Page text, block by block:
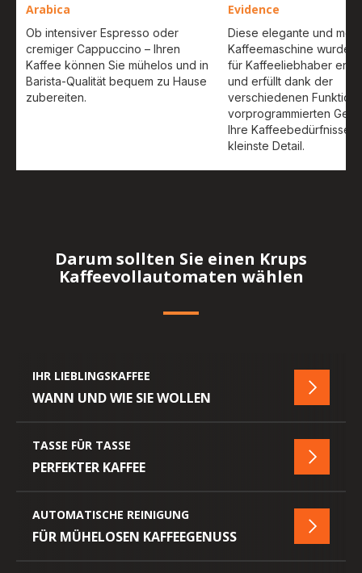
Arabica
Ob intensiver Espresso oder
cremiger Cappuccino – Ihren
Kaffee können Sie mühelos und in
Barista-Qualität bequem zu Hause
zubereiten.
Evidence
Diese elegante und
Kaffeemaschine wurde
für Kaffeeliebhaber
und erfüllt dank der
verschiedenen
vorprogrammierten
Ihre Kaffeebedürfnisse
kleinste Detail.
Darum sollten Sie einen Krups
Kaffeevollautomaten wählen
IHR LIEBLINGSKAFFEE
WANN UND WIE SIE WOLLEN
Offen
-
IHR
TASSE FÜR TASSE
PERFEKTER KAFFEE
Offen
-
TASSE
FÜR
TASSE
AUTOMATISCHE REINIGUNG
FÜR MÜHELOSEN KAFFEEGENUSS
Offen
-